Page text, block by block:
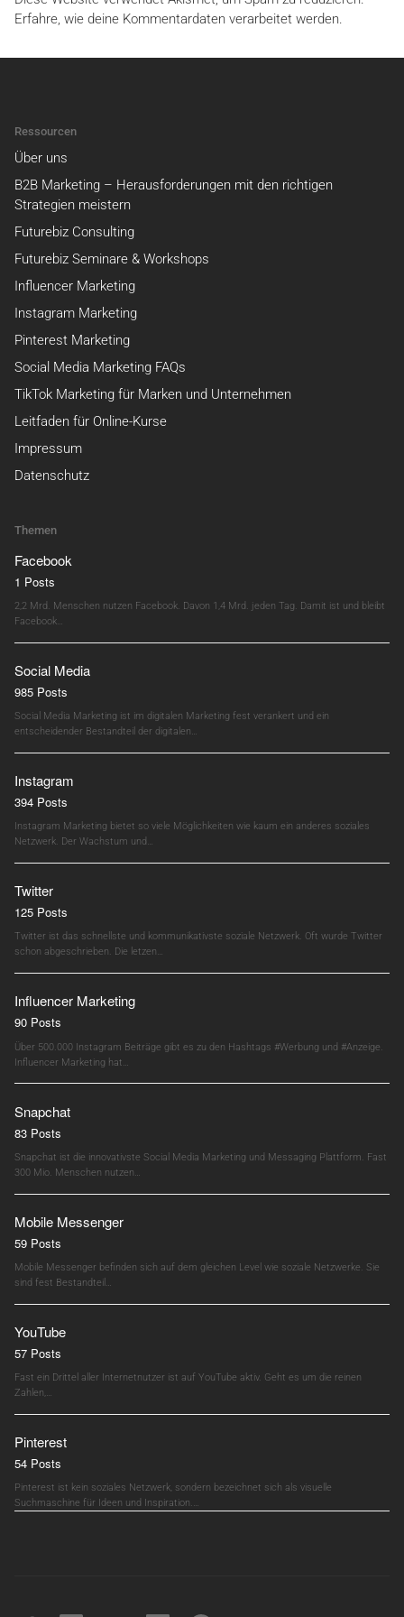
Erfahre, wie deine Kommentardaten verarbeitet werden.
Ressourcen
Über uns
B2B Marketing – Herausforderungen mit den richtigen
Strategien meistern
Futurebiz Consulting
Futurebiz Seminare & Workshops
Influencer Marketing
Instagram Marketing
Pinterest Marketing
Social Media Marketing FAQs
TikTok Marketing für Marken und Unternehmen
Leitfaden für Online-Kurse
Impressum
Datenschutz
Themen
Facebook
1 Posts
2,2 Mrd. Menschen nutzen Facebook. Davon 1,4 Mrd. jeden Tag. Damit ist und bleibt
Facebook…
Social Media
985 Posts
Social Media Marketing ist im digitalen Marketing fest verankert und ein
entscheidender Bestandteil der digitalen…
Instagram
394 Posts
Instagram Marketing bietet so viele Möglichkeiten wie kaum ein anderes soziales
Netzwerk. Der Wachstum und…
Twitter
125 Posts
Twitter ist das schnellste und kommunikativste soziale Netzwerk. Oft wurde Twitter
schon abgeschrieben. Die letzen…
Influencer Marketing
90 Posts
Über 500.000 Instagram Beiträge gibt es zu den Hashtags #Werbung und #Anzeige.
Influencer Marketing hat…
Snapchat
83 Posts
Snapchat ist die innovativste Social Media Marketing und Messaging Plattform. Fast
300 Mio. Menschen nutzen…
Mobile Messenger
59 Posts
Mobile Messenger befinden sich auf dem gleichen Level wie soziale Netzwerke. Sie
sind fest Bestandteil…
YouTube
57 Posts
Fast ein Drittel aller Internetnutzer ist auf YouTube aktiv. Geht es um die reinen
Zahlen,…
Pinterest
54 Posts
Pinterest ist kein soziales Netzwerk, sondern bezeichnet sich als visuelle
Suchmaschine für Ideen und Inspiration.…